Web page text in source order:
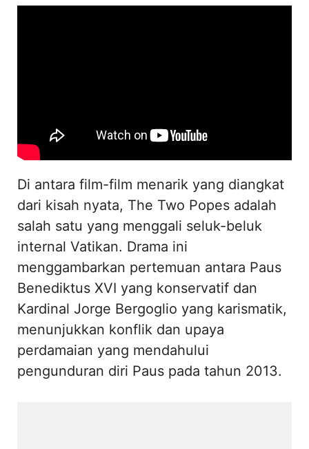
Di antara film-film menarik yang diangkat
dari kisah nyata, The Two Popes adalah
salah satu yang menggali seluk-beluk
internal Vatikan. Drama ini
menggambarkan pertemuan antara Paus
Benediktus XVI yang konservatif dan
Kardinal Jorge Bergoglio yang karismatik,
menunjukkan konflik dan upaya
perdamaian yang mendahului
pengunduran diri Paus pada tahun 2013.